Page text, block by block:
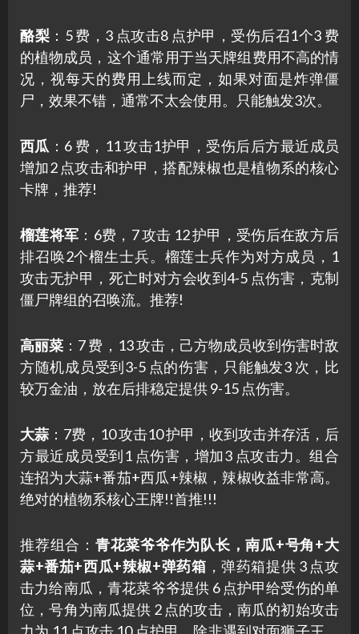
酪梨 ：5 费，3 点攻击8 点护甲，受伤后召1个3 费
的植物成员，这个通常用于当天牌组费用不高的情
况，视每天的费用上线而定，如果对面是炸弹僵
尸，效果不错，通常不太会使用。只能触发3次。
西瓜 ：6 费，11 攻击1护甲，受伤后后方最近成员
增加2 点攻击和护甲，搭配辣椒也是植物系的核心
卡牌，推荐!
榴莲将军 ：6费，7 攻击 12 护甲，受伤后在敌方后
排召唤2个榴生士兵。榴莲士兵作为对方成员，1
攻击无护甲，死亡时对方会收到4-5 点伤害，克制
僵尸牌组的召唤流。推荐!
高丽菜 ：7 费，13 攻击，己方物成员收到伤害时敌
方随机成员受到3-5 点的伤害，只能触发3 次，比
较万金油，放在后排稳定提供 9-15 点伤害。
大蒜 ：7费，10 攻击10 护甲，收到攻击并存活，后
方最近成员受到1 点伤害，增加3 点攻击力。组合
连招为大蒜+番茄+西瓜+辣椒，辣椒收益非常高。
绝对的植物系核心王牌!!首推!!!
推荐组合： 青花菜爷爷作为队长，南瓜+号角+大
蒜+番茄+西瓜+辣椒+弹药箱 ，弹药箱提供 3 点攻
击力给南瓜，青花菜爷爷提供 6 点护甲给受伤的单
位，号角为南瓜提供 2 点的攻击，南瓜的初始攻击